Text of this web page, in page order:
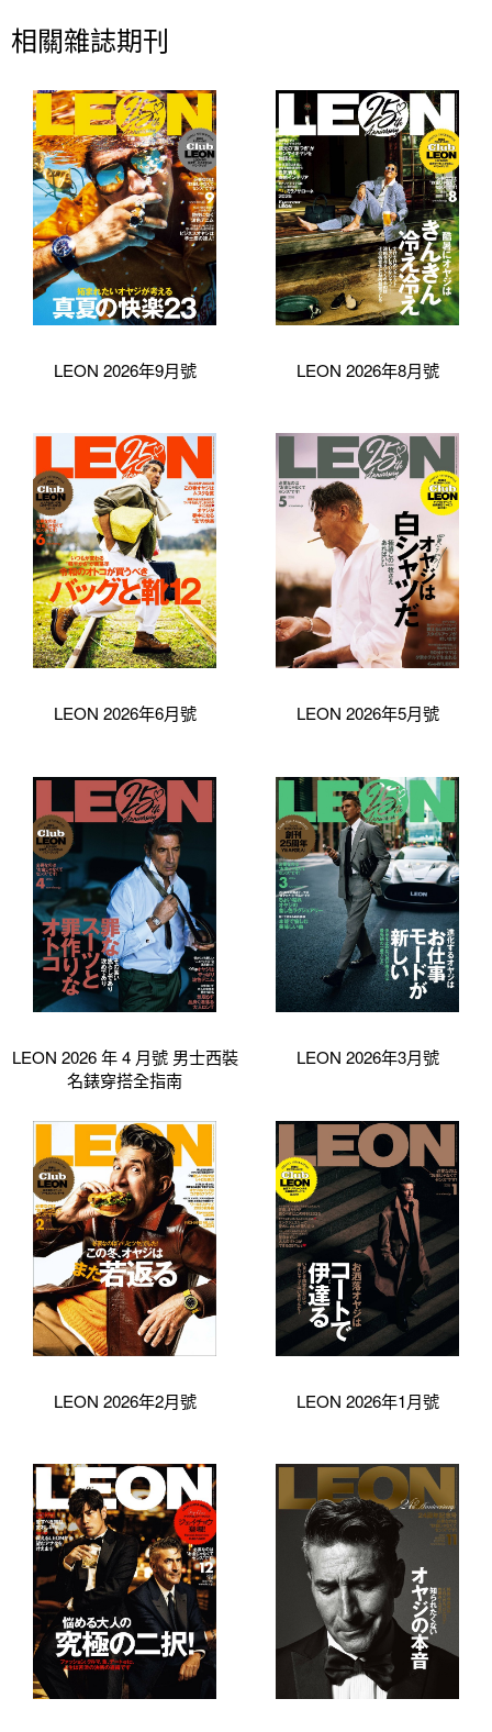
相關雜誌期刊
LEON 2026年9月號 LEON 2026年8月號
LEON 2026年6月號 LEON 2026年5月號
LEON 2026 年 4 月號 男士西裝
名錶穿搭全指南
LEON 2026年3月號
LEON 2026年2月號 LEON 2026年1月號